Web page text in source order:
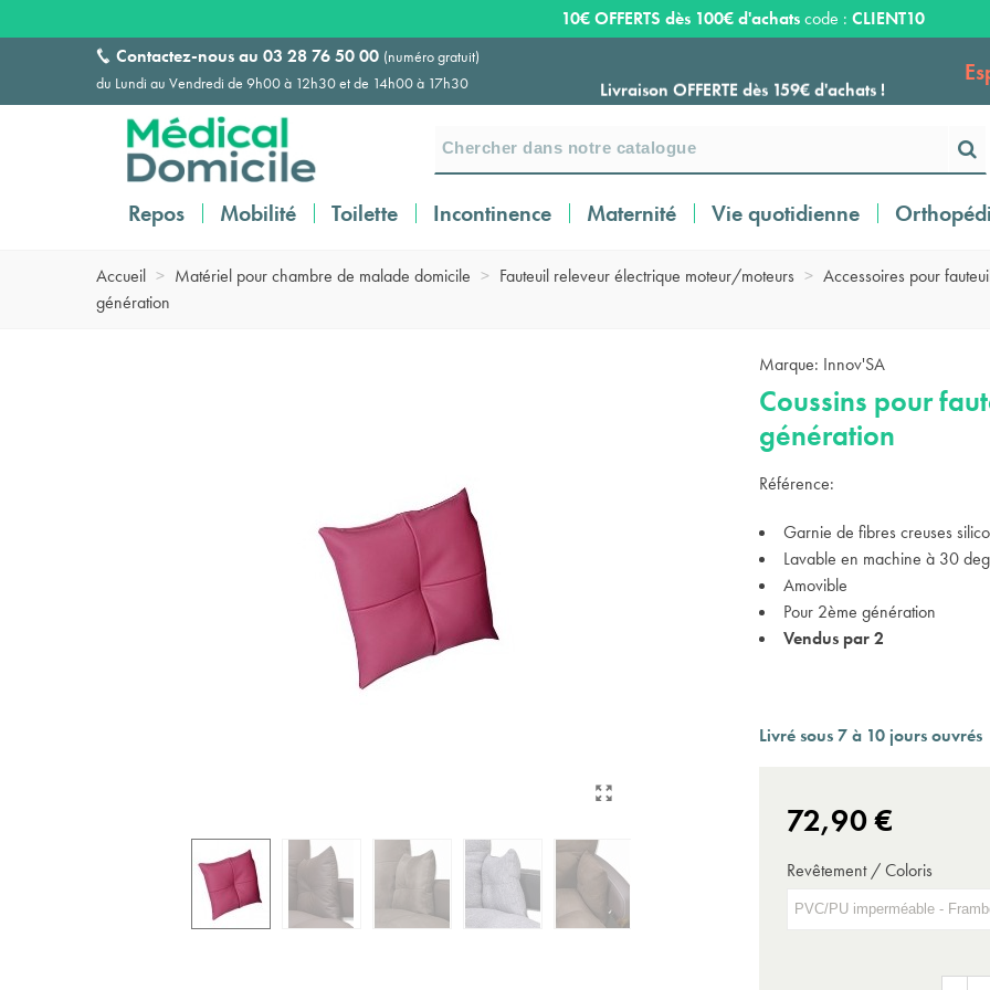
Payez en 3 ou 4 fois SANS FRAIS à partir de
100€
Payez en 3 ou 4 fois SANS FRAIS à partir de
€
10€ OFFERTS dès 100€ d'achatscode : CLIENT10
Contactez-nous au 03 28 76 50 00 (numéro gratuit)
du Lundi au Vendredi de 9h00 à 12h30 et de 14h00 à 17h30
Repos Mobilité Toilette Incontinence Maternité Vie quotidienne
Accueil > Matériel pour chambre de malade domicile > Fauteuil releveur électrique moteur/moteurs > Accessoires pour
génération
Marque: Innov'SA
Coussins pour
génération
Référence:
Garnie de fibres creuses
Lavable en machine à 30
Amovible
Pour 2ème génération
Vendus par 2
Livré sous 7 à 10 jours ouvrés
72,90 €
Revêtement / Coloris